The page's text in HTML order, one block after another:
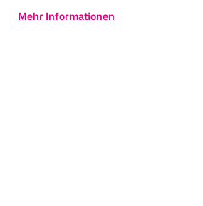
Mehr Informationen